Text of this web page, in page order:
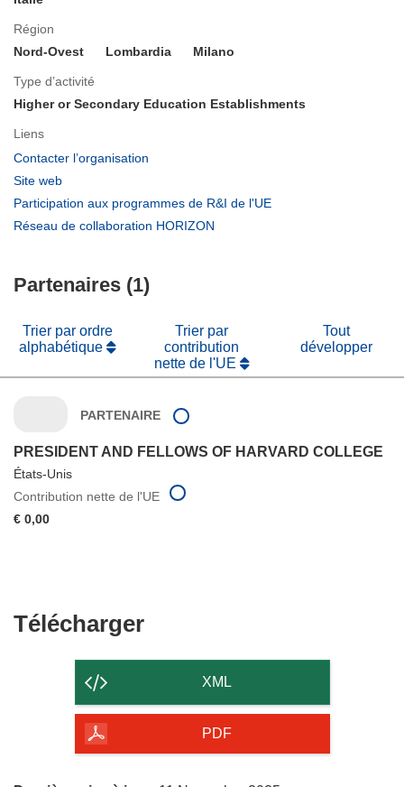
Région
Nord-Ovest
Lombardia Milano
Type d’activité
Higher or Secondary Education Establishments
Liens
Contacter l’organisation
fenêtre)
Site web
dans
une
Participation aux programmes de R&I de l'UE
Réseau de collaboration HORIZON
Partenaires (1)
Trier par ordre
alphabétique
Trier par
contribution
nette de l'UE
Tout
développer
PARTENAIRE
PRESIDENT AND FELLOWS OF HARVARD COLLEGE
États-Unis
Contribution nette de l'UE
€ 0,00
TéléchargerTélécharger
contenu
de
page
XML
PDF